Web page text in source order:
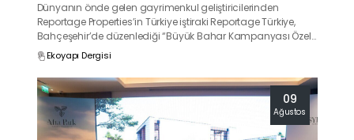
Dünyanın önde gelen gayrimenkul geliştiricilerinden
Reportage Properties’in Türkiye iştiraki Reportage Türkiye,
Bahçeşehir’de düzenlediği “Büyük Bahar Kampanyası Özel
Satış Etkinliği” ile dikkat çeken bir başarıya imza attı. Etkinlik
kapsamında 259 milyon TL'lik villa satışı gerçekleştirilirken,
yatırımcılara özel ödeme planları ve avantajlar sunuldu.
Ekoyapı Dergisi
09
Ağustos